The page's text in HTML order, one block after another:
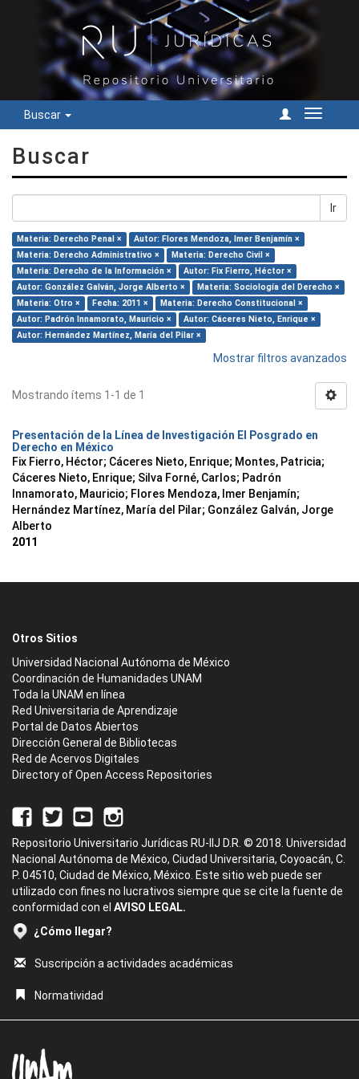
Buscar
Cambiar
Buscar
Ir
Materia: Derecho Penal ×
Autor: Flores Mendoza, Imer Benjamín ×
Materia: Derecho Administrativo ×
Materia: Derecho Civil ×
Materia: Derecho de la Información ×
Autor: Fix Fierro, Héctor ×
Autor: González Galván, Jorge Alberto ×
Materia: Sociología del Derecho ×
Materia: Otro ×
Fecha: 2011 ×
Materia: Derecho Constitucional ×
Autor: Padrón Innamorato, Mauricio ×
Autor: Cáceres Nieto, Enrique ×
Autor: Hernández Martínez, María del Pilar ×
Mostrar filtros avanzados
Mostrando ítems 1-1 de 1
Presentación de la Línea de Investigación El Posgrado en
Derecho en México
Fix Fierro, Héctor; Cáceres Nieto, Enrique; Montes, Patricia;
Cáceres Nieto, Enrique; Silva Forné, Carlos; Padrón
Innamorato, Mauricio; Flores Mendoza, Imer Benjamín;
Hernández Martínez, María del Pilar; González Galván, Jorge
Alberto
2011
Otros Sitios
Universidad Nacional Autónoma de México
Coordinación de Humanidades UNAM
Toda la UNAM en línea
Red Universitaria de Aprendizaje
Portal de Datos Abiertos
Dirección General de Bibliotecas
Red de Acervos Digitales
Directory of Open Access Repositories
Repositorio Universitario Jurídicas RU-IIJ D.R. © 2018. Universidad
Nacional Autónoma de México, Ciudad Universitaria, Coyoacán, C.
P. 04510, Ciudad de México, México. Este sitio web puede ser
utilizado con fines no lucrativos siempre que se cite la fuente de
conformidad con el AVISO LEGAL.
¿Cómo llegar?
Suscripción a actividades académicas
Normatividad